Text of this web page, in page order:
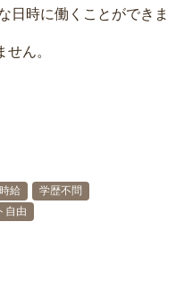
日時に働くことができま
ん。
給
学歴不問
自由